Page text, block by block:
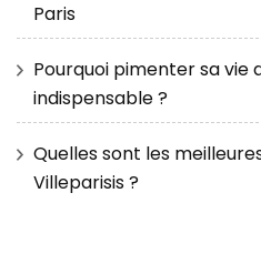
Paris
Pourquoi pimenter sa vie
indispensable ?
Quelles sont les
Villeparisis ?